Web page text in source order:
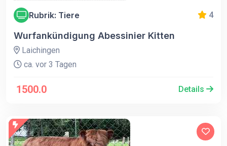
Rubrik: Tiere 4
Wurfankündigung Abessinier Kitten
Laichingen
ca. vor 3 Tagen
1500.0 Details